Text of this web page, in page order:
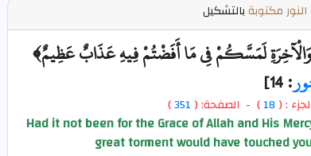
مكتوبةبالتشكيل
لَمَسَّكُمْ فِي مَا أَفَضْتُمْ فِيهِ عَذَابٌ عَظِيمٌ﴾
: 14]
: (
18) - الصفحة: ( 351
)
Had it not been for the Grace of Allah and His
great torment would have touched